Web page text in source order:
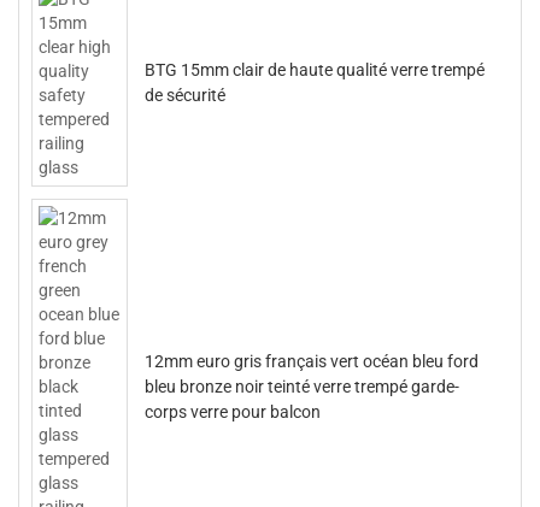
BTG 15mm clair de haute qualité verre trempé
de sécurité
12mm euro gris français vert océan bleu ford
bleu bronze noir teinté verre trempé garde-
corps verre pour balcon